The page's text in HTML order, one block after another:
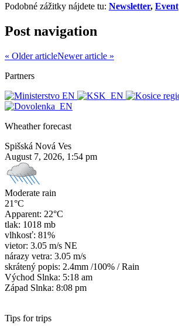
Podobné zážitky nájdete tu: Newsletter, Event
Post navigation
« Older articleNewer article »
Partners
Wheather forecast
Spišská Nová Ves
August 7, 2026, 1:54 pm
Moderate rain
21°C
Apparent: 22°C
tlak: 1018 mb
vlhkosť: 81%
vietor: 3.05 m/s NE
nárazy vetra: 3.05 m/s
skrátený popis: 2.4mm /100% /Rain
Východ Slnka: 5:18 am
Západ Slnka: 8:08 pm
Tips for trips